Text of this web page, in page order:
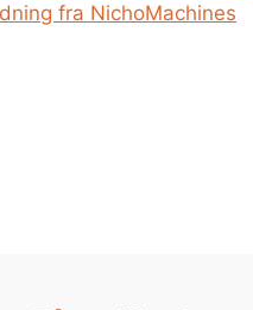
fra NichoMachines